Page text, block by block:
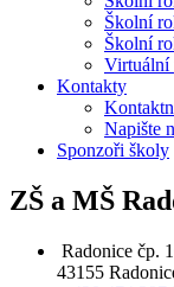
Školní
Školní
Virtuální
Kontakty
Napište
Sponzoři školy
ZŠ a MŠ
Radonice čp.
43155